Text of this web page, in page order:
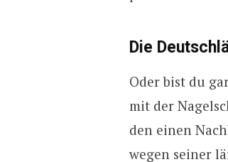
Die
Oder bist du
mit der
den einen
wegen seiner